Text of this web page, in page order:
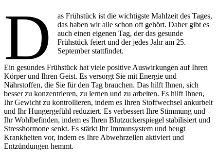
D
as Frühstück ist die wichtigste Mahlzeit des Tages,
das haben wir alle schon oft gehört. Daher gibt es
auch einen eigenen Tag, der das gesunde
Frühstück feiert und der jedes Jahr am 25.
September stattfindet.
Ein gesundes Frühstück hat viele positive Auswirkungen auf Ihren
Körper und Ihren Geist. Es versorgt Sie mit Energie und
Nährstoffen, die Sie für den Tag brauchen. Das hilft Ihnen, sich
besser zu konzentrieren, zu lernen und zu arbeiten. Es hilft Ihnen,
Ihr Gewicht zu kontrollieren, indem es Ihren Stoffwechsel ankurbelt
und Ihr Hungergefühl reduziert. Es verbessert Ihre Stimmung und
Ihr Wohlbefinden, indem es Ihren Blutzuckerspiegel stabilisiert und
Stresshormone senkt. Es stärkt Ihr Immunsystem und beugt
Krankheiten vor, indem es Ihre Abwehrzellen aktiviert und
Entzündungen hemmt.